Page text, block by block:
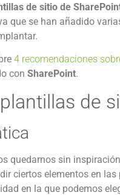
de sitio de
que se han añadido
4 recomendaciones
con SharePoint.
de
quedarnos sin
ciertos elementos en
en la que podemos